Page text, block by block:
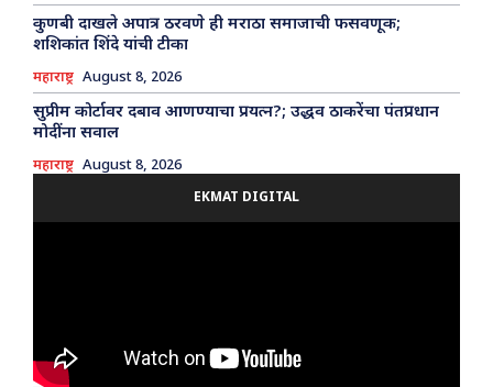
कुणबी दाखले अपात्र ठरवणे ही मराठा समाजाची फसवणूक;
शशिकांत शिंदे यांची टीका
महाराष्ट्र August 8, 2026
सुप्रीम कोर्टावर दबाव आणण्याचा प्रयत्न?; उद्धव ठाकरेंचा पंतप्रधान
मोदींना सवाल
महाराष्ट्र August 8, 2026
EKMAT DIGITAL